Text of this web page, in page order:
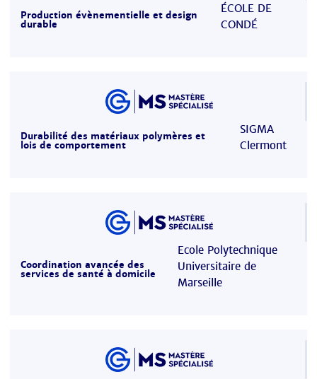
Production évènementielle et design
durable
ÉCOLE DE
CONDÉ
Durabilité des matériaux polymères et
lois de comportement
SIGMA
Clermont
Coordination avancée des
services de santé à domicile
Ecole Polytechnique
Universitaire de
Marseille